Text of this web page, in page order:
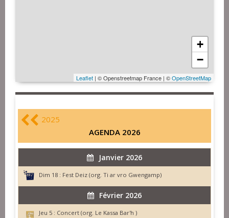
+
−
Leaflet | © Openstreetmap France | ©OpenStreetMap
2025
AGENDA 2026
Janvier 2026
Dim 18 : Fest Deiz (org. Ti ar vro Gwengamp)
Février 2026
Jeu 5 : Concert (org. Le Kassa Bar'h )